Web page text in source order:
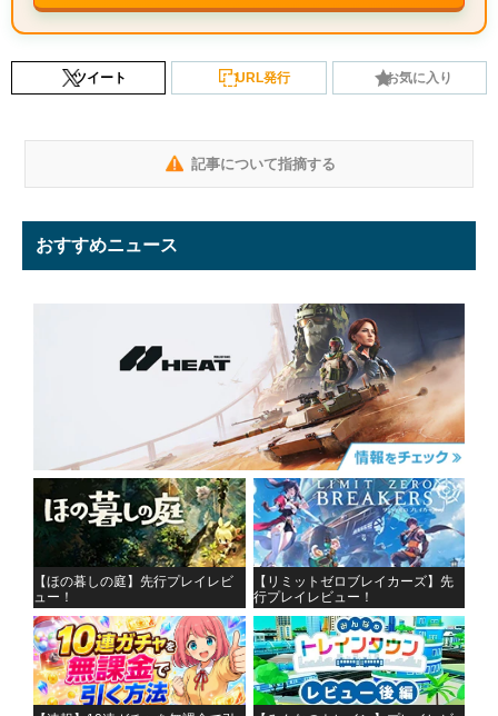
ツイート URL発行 お気に入り
記事について指摘する
おすすめニュース
【ほの暮しの庭】先行プレイレビ
ュー！
【リミットゼロブレイカーズ】先
行プレイレビュー！